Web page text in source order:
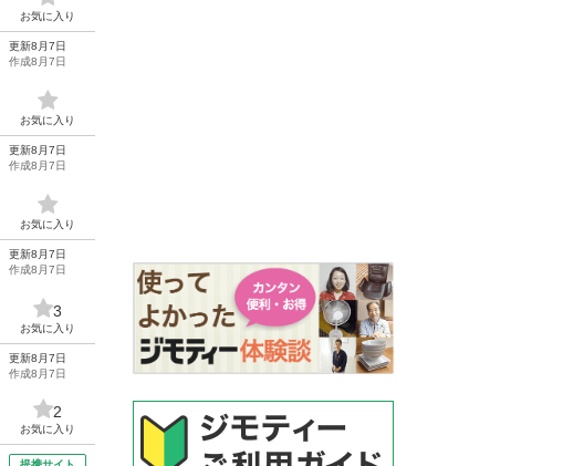
お気に入り
更新8月7日
作成8月7日
お気に入り
更新8月7日
作成8月7日
お気に入り
更新8月7日
作成8月7日
3
お気に入り
更新8月7日
作成8月7日
2
お気に入り